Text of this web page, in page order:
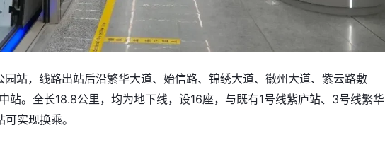
园站，线路出站后沿繁华大道、始信路、锦绣大道、徽州大道、紫云路敷
站。全长18.8公里，均为地下线，设16座，与既有1号线紫庐站、3号线繁华
实现换乘。